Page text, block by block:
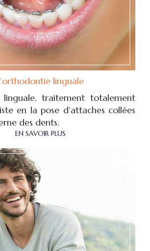
linguale
linguale, traitement totalement
en la pose d’attaches collées
des dents.
EN SAVOIR PLUS